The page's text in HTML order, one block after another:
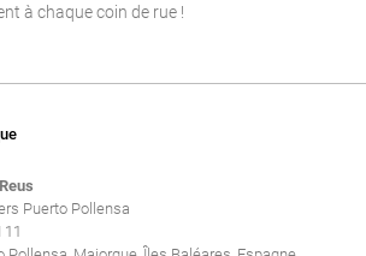
à chaque coin de rue !
Puerto Pollensa
11